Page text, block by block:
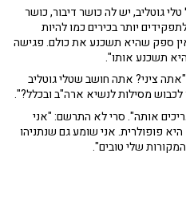
גוטליב, יש לה כושר דיבור, כושר
יותר בכירים כמו להיות
ספק שהיא תשכנע את כולם. פגישה
תשכנע אותו".
ציני? אתה חושב שטלי גוטליב
מסילות לנשיא ארה"ב ובכלל?".
אותה". סרי לא התרשם: "אני
פופולרית. אני שומע גם שנתניהו
שלי טובים".